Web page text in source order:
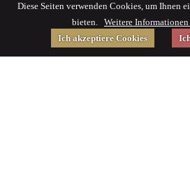
Diese Seiten verwenden Cookies, um Ihnen
bieten. Weitere
Ich akzeptiere Cookies